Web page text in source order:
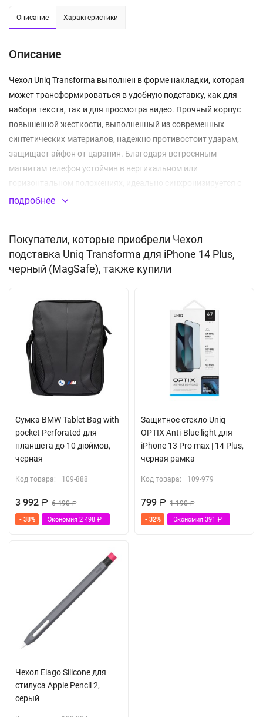
Описание Характеристики
Описание
Чехол Uniq Transforma выполнен в форме накладки, которая
может трансформироваться в удобную подставку, как для
набора текста, так и для просмотра видео. Прочный корпус
повышенной жесткости, выполненный из современных
синтетических материалов, надежно противостоит ударам,
защищает айфон от царапин. Благодаря встроенным
магнитам телефон устойчив в вертикальном или
горизонтальном положениях, идеально синхронизируется с
зарядным устройством MagSafe для быстрой и удобной
Бампер повышенной жесткости
Складывается в форме подставки
Доступ ко всем портам и элементам управления
Материал: искусственная кожа , пластик, (PU+PC)
подробнее
Покупатели, которые приобрели Чехол
подставка Uniq Transforma для iPhone 14 Plus,
черный (MagSafe), также купили
Сумка BMW Tablet Bag with
pocket Perforated для
планшета до 10 дюймов,
черная
Код товара: 109-888
3 992 Р 6 490Р
- 38% Экономия 2 498 Р
Защитное стекло Uniq
OPTIX Anti-Blue light для
iPhone 13 Pro max | 14 Plus,
черная рамка
Код товара: 109-979
799 Р 1 190Р
- 32% Экономия 391 Р
Чехол Elago Silicone для
стилуса Apple Pencil 2,
серый